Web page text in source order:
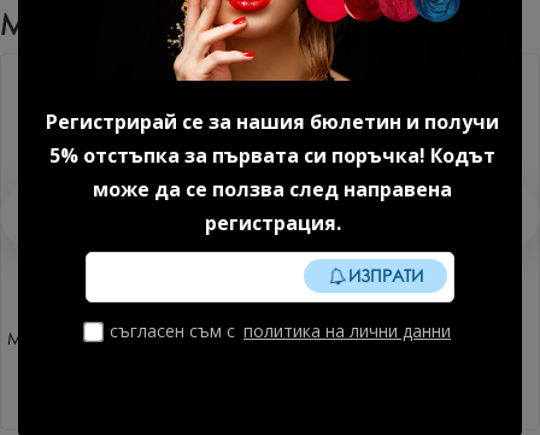
Регистрирай се за нашия бюлетин и получи
5% отстъпка за първата си поръчка! Кодът
може да се ползва след направена
регистрация.
ИЗПРАТИ
съгласен съм с политика на лични данни
Може Да Харесате Още
Магнит за гел лак Moonlight (
Точкатор (3mm., 1.5mm.) 1